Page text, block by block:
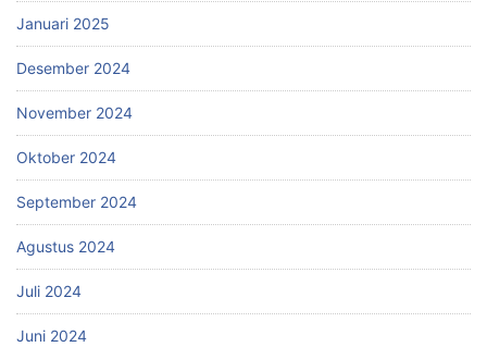
Januari 2025
Desember 2024
November 2024
Oktober 2024
September 2024
Agustus 2024
Juli 2024
Juni 2024